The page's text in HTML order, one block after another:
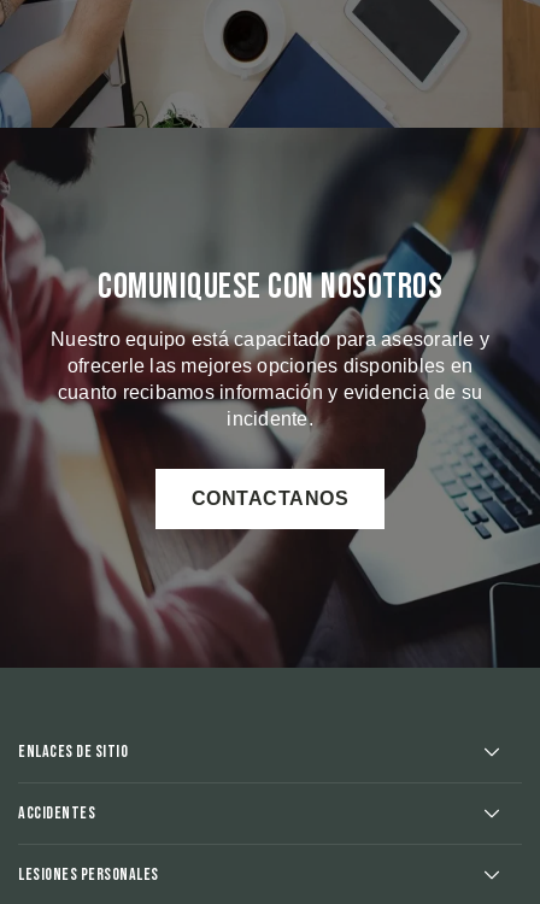
Comuniquese Con Nosotros
Nuestro equipo está capacitado para asesorarle y
ofrecerle las mejores opciones disponibles en
cuanto recibamos información y evidencia de su
incidente.
CONTACTANOS
Enlaces de sitio
Accidentes
Lesiones Personales